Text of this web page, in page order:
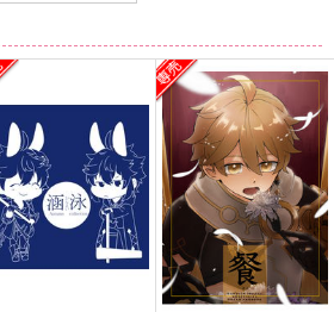
ム
表
示
ム
表
示
ム
表
示